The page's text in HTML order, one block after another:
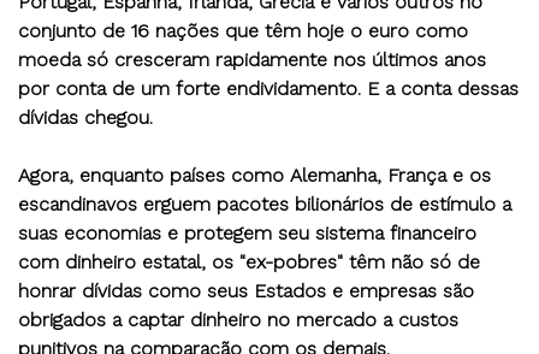
conjunto de 16 nações que têm hoje o euro como
moeda só cresceram rapidamente nos últimos anos
por conta de um forte endividamento. E a conta dessas
dívidas chegou.
Agora, enquanto países como Alemanha, França e os
escandinavos erguem pacotes bilionários de estímulo a
suas economias e protegem seu sistema financeiro
com dinheiro estatal, os "ex-pobres" têm não só de
honrar dívidas como seus Estados e empresas são
obrigados a captar dinheiro no mercado a custos
punitivos na comparação com os demais.